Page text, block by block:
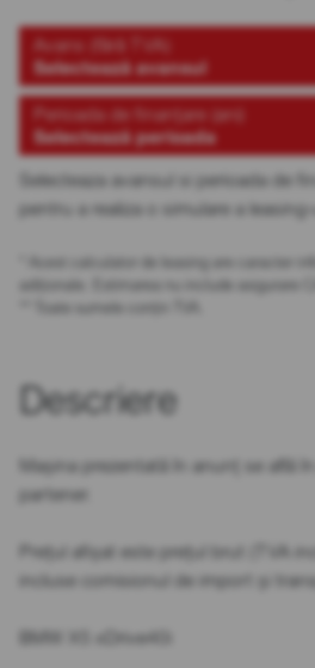
Avans (fără TVA)
Selectează avansul
Perioada de finanțare (ani)
Selectează perioada
Selecteaza avansul si perioada de
pentru a realiza o simulare a
* Acest calculator de leasing are caracter
adiționale. Estimarea nu include asigurare
** Toate sumele conțin TVA.
Descriere
Mașina prezentată în anunț se află
partener.
Prețul afișat este prețul brut (TVA
incluse comisionul de import și
BMW X5 xDrive40i